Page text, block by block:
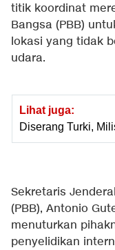
titik koordinat
Bangsa (PBB)
lokasi yang tidak
udara.
Lihat juga:
Diserang Turki,
Sekretaris
(PBB), Antonio
menuturkan
penyelidikan